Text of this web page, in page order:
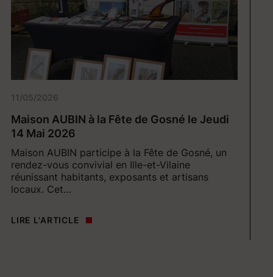
11/05/2026
Maison AUBIN à la Fête de Gosné le Jeudi
14 Mai 2026
Maison AUBIN participe à la Fête de Gosné, un
rendez-vous convivial en Ille-et-Vilaine
réunissant habitants, exposants et artisans
locaux. Cet…
LIRE L'ARTICLE